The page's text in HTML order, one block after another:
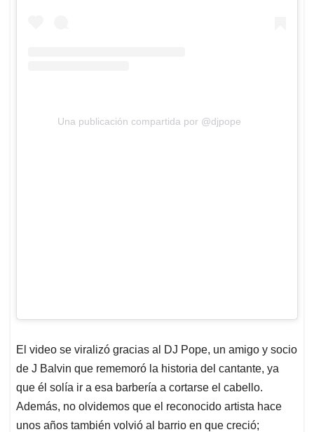
Una publicación compartida por @djpope
El video se viralizó gracias al DJ Pope, un amigo y socio
de J Balvin que rememoró la historia del cantante, ya
que él solía ir a esa barbería a cortarse el cabello.
Además, no olvidemos que el reconocido artista hace
unos años también volvió al barrio en que creció;